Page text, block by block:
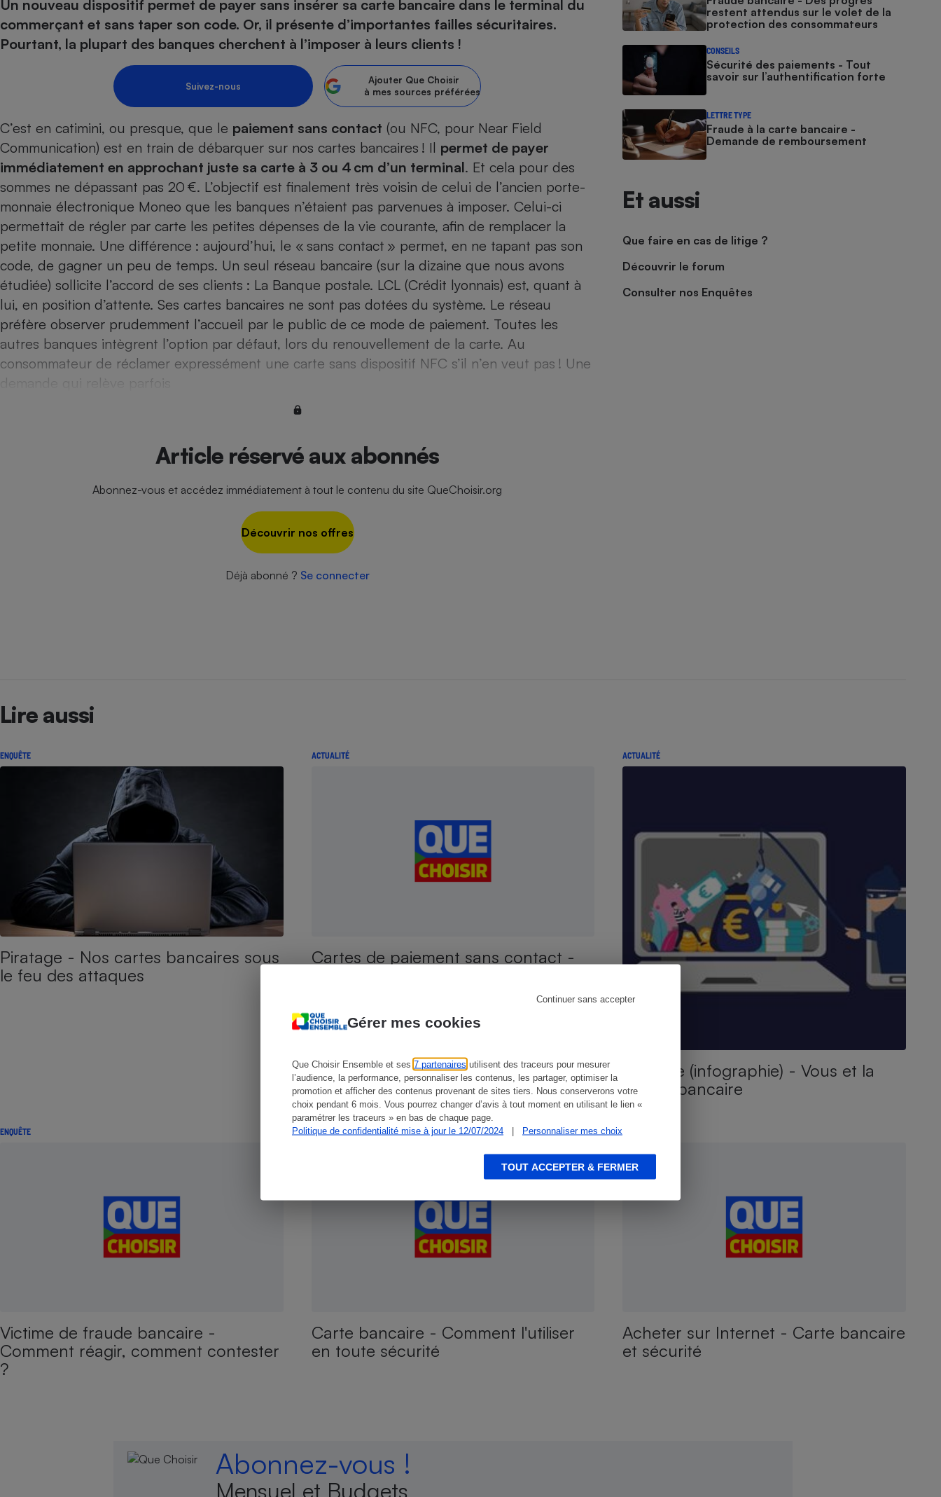
Gérer mes cookies
Que Choisir Ensemble et ses 7 partenaires utilisent des traceurs pour mesurer
l’audience, la performance, personnaliser les contenus, les partager, optimiser la
promotion et afficher des contenus provenant de sites tiers. Nous conserverons votre
choix pendant 6 mois. Vous pourrez changer d’avis à tout moment en utilisant le lien «
paramétrer les traceurs » en bas de chaque page.
Politique de confidentialité mise à jour le 12/07/2024
| Personnaliser mes choix
Continuer sans accepter
TOUT ACCEPTER & FERMER
Un nouveau dispositif permet de payer sans insérer sa carte bancaire dans le terminal du
commerçant et sans taper son code. Or, il présente d’importantes failles sécuritaires.
Pourtant, la plupart des banques cherchent à l’imposer à leurs clients !
Suivez-nous
Ajouter Que Choisir
à mes sources préférées
C’est en catimini, ou presque, que le paiement sans contact (ou NFC, pour Near Field
Communication) est en train de débarquer sur nos cartes bancaires ! Il permet de payer
immédiatement en approchant juste sa carte à 3 ou 4 cm d’un terminal. Et cela pour des
sommes ne dépassant pas 20 €. L’objectif est finalement très voisin de celui de l’ancien porte-
monnaie électronique Moneo que les banques n’étaient pas parvenues à imposer. Celui-ci
permettait de régler par carte les petites dépenses de la vie courante, afin de remplacer la
petite monnaie. Une différence : aujourd’hui, le « sans contact » permet, en ne tapant pas son
code, de gagner un peu de temps. Un seul réseau bancaire (sur la dizaine que nous avons
étudiée) sollicite l’accord de ses clients : La Banque postale. LCL (Crédit lyonnais) est, quant à
lui, en position d’attente. Ses cartes bancaires ne sont pas dotées du système. Le réseau
préfère observer prudemment l’accueil par le public de ce mode de paiement. Toutes les
autres banques intègrent l’option par défaut, lors du renouvellement de la carte. Au
consommateur de réclamer expressément une carte sans dispositif NFC s’il n’en veut pas ! Une
demande qui relève parfois
Article réservé aux abonnés
Abonnez-vous et accédez immédiatement à tout le contenu du site QueChoisir.org
Découvrir nos offres
Déjà abonné ? Se connecter
restent attendus sur le volet de la
protection des consommateurs
CONSEILS
Sécurité des paiements - Tout
savoir sur l’authentification forte
LETTRE TYPE
Fraude à la carte bancaire -
Demande de remboursement
Et aussi
Que faire en cas de litige ?
Découvrir le forum
Consulter nos Enquêtes
Lire aussi
ENQUÊTE
Piratage - Nos cartes bancaires sous
le feu des attaques
ACTUALITÉ
Cartes de paiement sans contact -
ACTUALITÉ
Piratage (infographie) - Vous et la
fraude bancaire
ENQUÊTE
Victime de fraude bancaire -
Comment réagir, comment contester
?
ENQUÊTE
Carte bancaire - Comment l'utiliser
en toute sécurité
Acheter sur Internet - Carte bancaire
et sécurité
Abonnez-vous !
Mensuel et Budgets
Nutrition
Produit alimentaire
Sécurité - Hygiène
Supermarché - Drive
Circuits courts et
alimentation locale
Champagne - Comment choisir une
bouteille de champagne
Assurance
Mutuelle Banque en ligne
Banque en ligne
Assurance auto
Carburant
Circulation routière
Contrôle technique - Réparation
Moto
Comparateur auto
Supermarché - Drive
Comparatif sèche-linge
Comparatif réfrigérateur-congélateur
Comparatif plaque à induction
Comparatif hotte aspirante
Comparatif climatiseur mobile
Comparatif aspirateur balai
Comparatif aspirateur traîneau
Comparatif cafetière automatique
Comparatif robot cuiseur
Comparatif centrale vapeur
Gros électroménager
Ventilateur
Aspirateur
Électricité - Gaz
Panneaux
photovoltaïques
Comparatif smartphone
Comparatif barre de son
Comparatif imprimante multifonction
Comparatif ordinateur portable
Comparatif ultrabook
Comparatif tablette tactile
Image et son
Informatique
Internet
Téléphonie
Téléviseur
Comparatif nettoyeur haute
pression
Comparatif poêle à granulés
Comparatif radiateur électrique
Aménagement
Bricolage - Jardinage
Chauffage
Produit d'entretien
Sécurité domestique
Matelas Poêle à granulés
Comparateur mutuelle
Comparateur des devis d’opticiens
Hygiène - Beauté
Maladie - Médecine - Médicament
Système de santé - Complémentaire santé
Antimoustique
Obsèques - Pompes
funèbres
Retraite
Puériculture - Produit
pour bébé
Choisir son fioul
Choisir son pellet
Comparateur assurance emprunteur
Tous les comparateurs
Toutes les cartes interactives
Speedtest - Testez le débit de votre
connexion Internet
nous ?